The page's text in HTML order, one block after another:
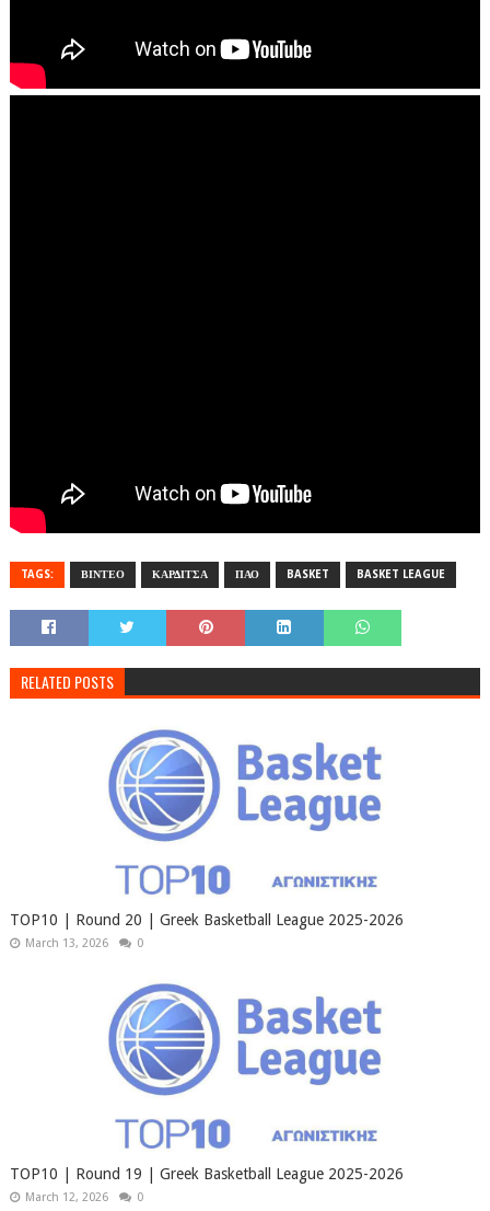
TAGS: ΒΙΝΤΕΟ ΚΑΡΔΙΤΣΑ ΠΑΟ BASKET BASKET LEAGUE
RELATED POSTS
TOP10 | Round 20 | Greek Basketball League 2025-2026
March 13, 2026 0
TOP10 | Round 19 | Greek Basketball League 2025-2026
March 12, 2026 0